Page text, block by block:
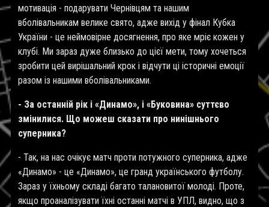
мотивація - подарувати Чернівцям та нашим
вболівальникам велике свято, адже вихід у фінал Кубка
України - це неймовірне досягнення, про яке мріє кожен у
клубі. Ми зараз дуже близько до цієї мети, тому хочеться
зробити цей вирішальний крок і відчути ці історичні емоції
разом із нашими вболівальниками.
- За останній рік і «Динамо», і «Буковина» суттєво
змінилися. Що можеш сказати про нинішнього
суперника?
- Так, на нас очікує матч проти потужного суперника, адже
«Динамо» - це «Динамо», це гранд українського футболу.
Зараз у їхньому складі багато талановитої молоді. Проте,
якщо проаналізувати їхні останні матчі в УПЛ, видно, що з